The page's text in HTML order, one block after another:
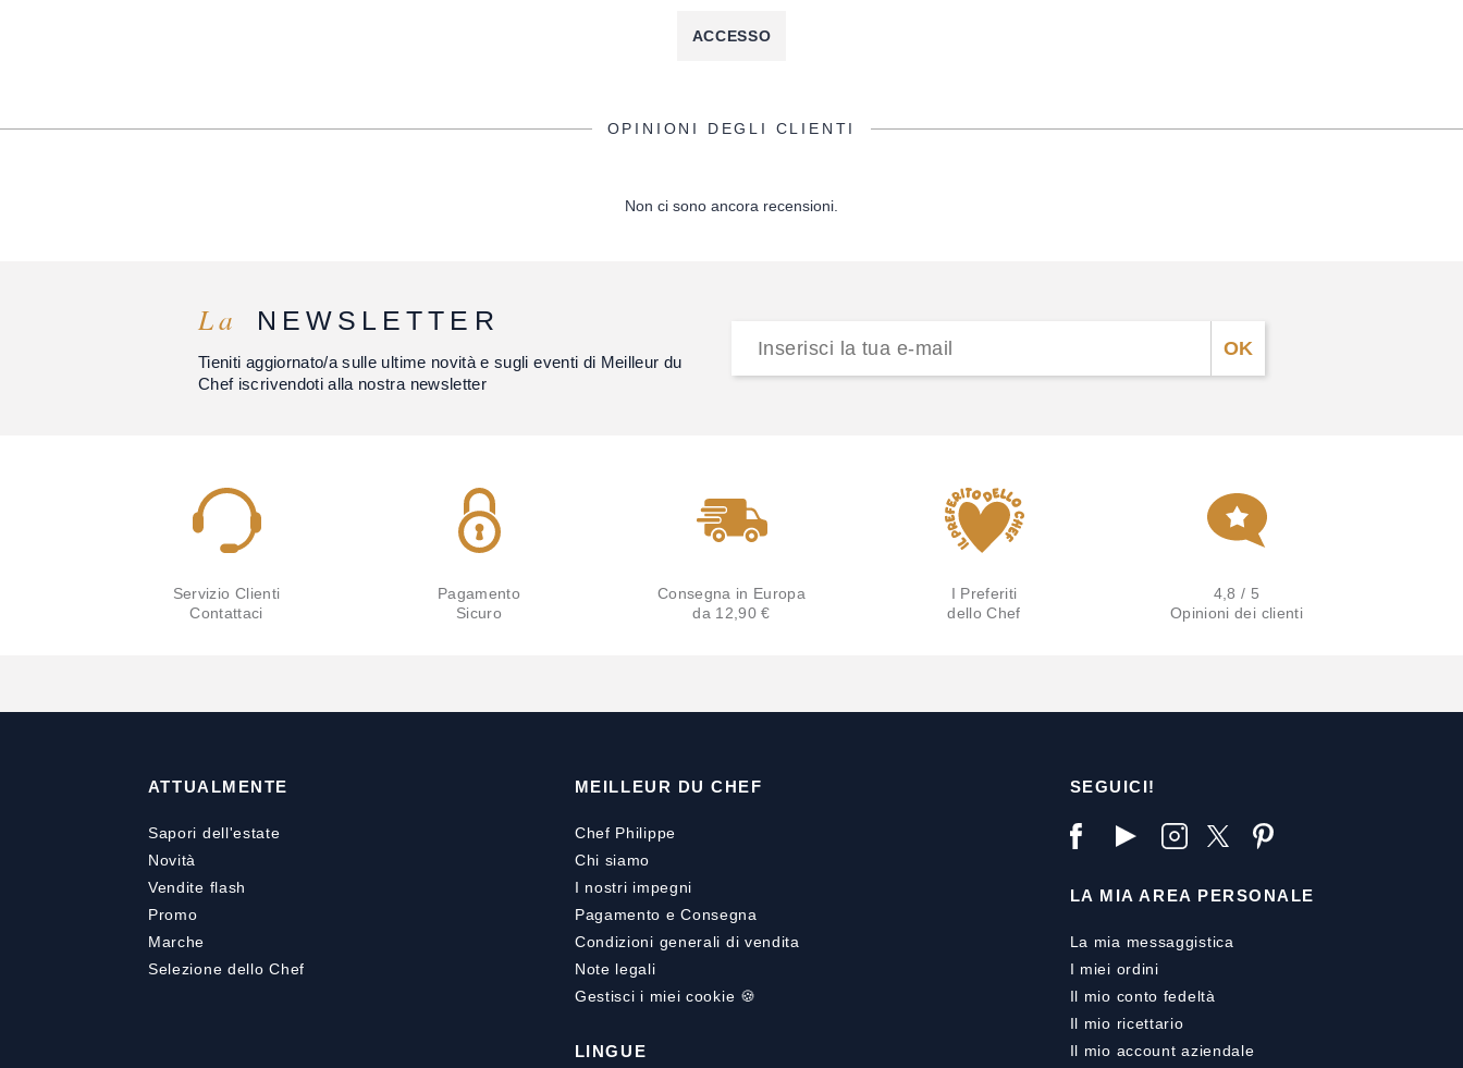
ACCESSO
OPINIONI DEGLI CLIENTI
Non ci sono ancora recensioni.
La NEWSLETTER
Tieniti aggiornato/a sulle ultime novità e sugli eventi di Meilleur du
Chef iscrivendoti alla nostra newsletter
Servizio Clienti
Contattaci
Pagamento
Sicuro
Consegna in Europa
da 12,90 €
I Preferiti
dello Chef
4,8 / 5
Opinioni dei clienti
ATTUALMENTE
Sapori dell'estate
Novità
Vendite flash
Promo
Marche
Selezione dello Chef
MEILLEUR DU CHEF
Chef Philippe
Chi siamo
I nostri impegni
Pagamento eConsegna
Condizioni generali di vendita
Note legali
Gestisci i miei cookie 🍪
LINGUE
SEGUICI!
LA MIA AREA PERSONALE
La mia messaggistica
I miei ordini
Il mio conto fedeltà
Il mio ricettario
Il mio account aziendale